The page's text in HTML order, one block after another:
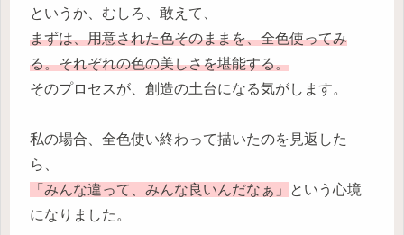
というか、むしろ、敢えて、
まずは、用意された色そのままを、全色使ってみ
る。それぞれの色の美しさを堪能する。
そのプロセスが、創造の土台になる気がします。
私の場合、全色使い終わって描いたのを見返した
ら、
「みんな違って、みんな良いんだなぁ」
という心境
になりました。